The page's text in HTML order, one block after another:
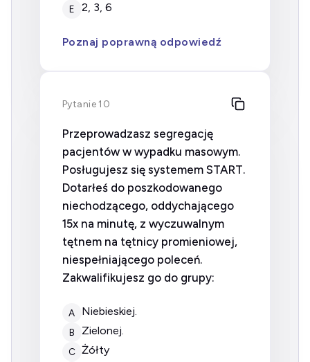
E 2, 3, 6
Poznaj poprawną odpowiedź
Pytanie 10
Przeprowadzasz segregację
pacjentów w wypadku masowym.
Posługujesz się systemem START.
Dotarłeś do poszkodowanego
niechodzącego, oddychającego
15x na minutę, z wyczuwalnym
tętnem na tętnicy promieniowej,
niespełniającego poleceń.
Zakwalifikujesz go do grupy:
A niebieskiej.
B zielonej.
C Żółty